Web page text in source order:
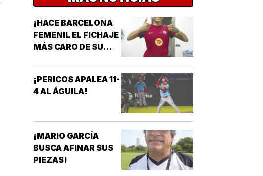
¡HACE BARCELONA
FEMENIL EL FICHAJE
MÁS CARO DE SU
¡PERICOS APALEA 11-
4 AL ÁGUILA!
¡MARIO GARCÍA
BUSCA AFINAR SUS
PIEZAS!